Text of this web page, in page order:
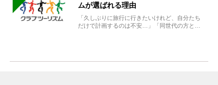
ムが選ばれる理由
「久しぶりに旅行に行きたいけれど、自分たち
だけで計画するのは不安…」「同世代の方と気